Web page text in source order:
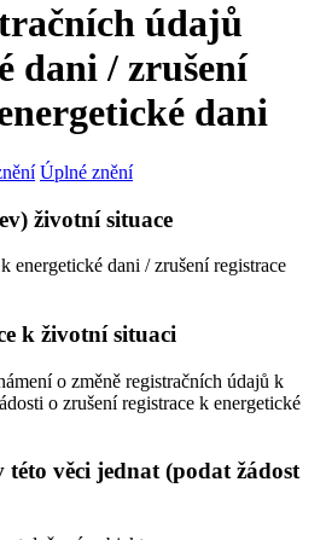
údajů
dani / zrušení
dani
Úplné znění
životní situace
energetické dani / zrušení registrace
k životní situaci
o změně registračních údajů k
o zrušení registrace k energetické
věci jednat (podat žádost